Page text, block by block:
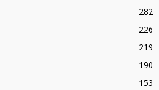
282
226
219
190
153